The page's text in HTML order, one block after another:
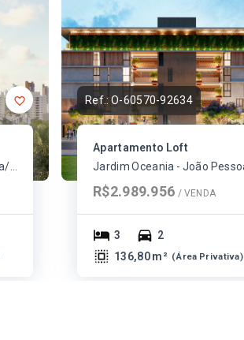
Ref.:O-60570-92634
Apartamento Loft
R$2.989.956 / VENDA
3
2
136,80 m² (Área Privativa)